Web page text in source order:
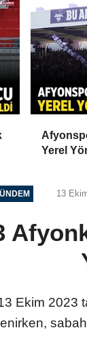
Yerel
13
Ekim 2023